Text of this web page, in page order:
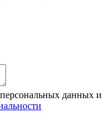
данных и